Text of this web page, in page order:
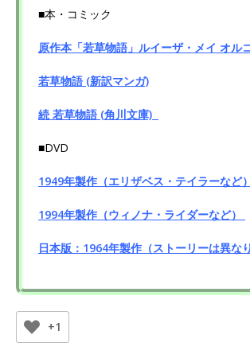
■本・コミック
原作本「若草物語」ルイーザ・メイ オル
若草物語 (新訳マンガ)
続 若草物語 (角川文庫)
■DVD
1949年製作（エリザベス・テイラーなど）
1994年製作（ウィノナ・ライダーなど）
日本版：1964年製作（ストーリーは異な
+1